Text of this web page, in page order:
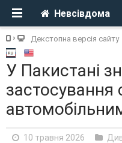
Невсівдома
Декстопна версія сайту
У Пакистані
застосування
10 травня 2026